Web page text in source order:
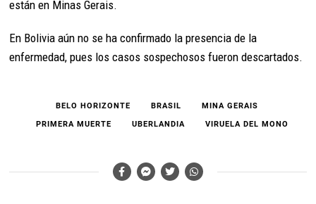
están en Minas Gerais.
En Bolivia aún no se ha confirmado la presencia de la
enfermedad, pues los casos sospechosos fueron descartados.
BELO HORIZONTE BRASIL
MINA GERAIS
PRIMERA MUERTE
UBERLANDIA VIRUELA DEL MONO